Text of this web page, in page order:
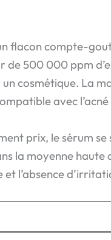
flacon compte-
de 500 000 ppm
cosmétique. La
avec
prix, le sérum
la moyenne
l’absence